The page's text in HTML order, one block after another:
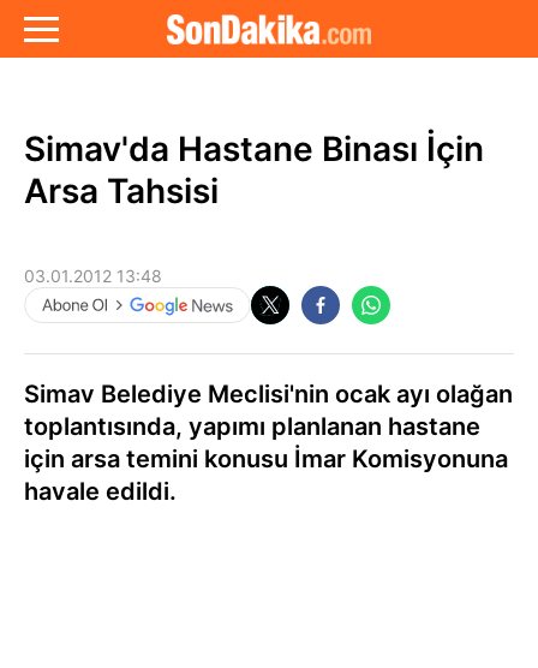
Simav'da Hastane Binası İçin
Arsa Tahsisi
03.01.2012 13:48
Simav Belediye Meclisi'nin ocak ayı olağan
toplantısında, yapımı planlanan hastane
için arsa temini konusu İmar Komisyonuna
havale edildi.